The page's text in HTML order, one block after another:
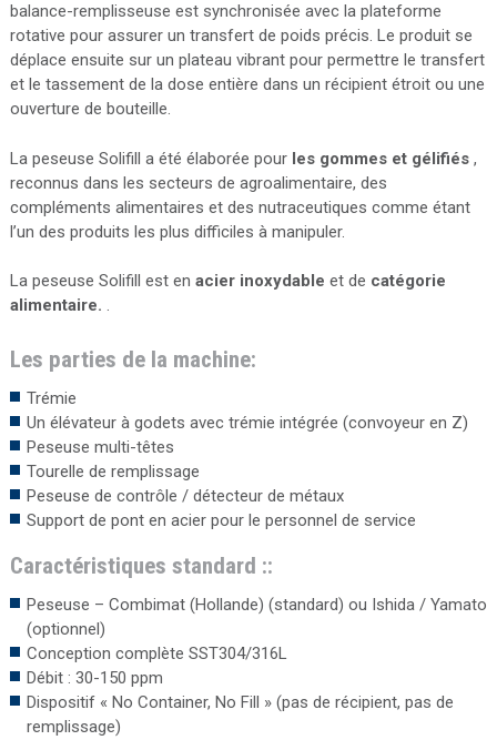
balance-remplisseuse est synchronisée avec la plateforme
rotative pour assurer un transfert de poids précis. Le produit se
déplace ensuite sur un plateau vibrant pour permettre le transfert
et le tassement de la dose entière dans un récipient étroit ou une
ouverture de bouteille.
La peseuse Solifill a été élaborée pour les gommes et gélifiés ,
reconnus dans les secteurs de agroalimentaire, des
compléments alimentaires et des nutraceutiques comme étant
l’un des produits les plus difficiles à manipuler.
La peseuse Solifill est en acier inoxydable et de catégorie
alimentaire. .
Les parties de la machine:
Trémie
Un élévateur à godets avec trémie intégrée (convoyeur en Z)
Peseuse multi-têtes
Tourelle de remplissage
Peseuse de contrôle / détecteur de métaux
Support de pont en acier pour le personnel de service
Caractéristiques standard ::
Peseuse – Combimat (Hollande) (standard) ou Ishida / Yamato
(optionnel)
Conception complète SST304/316L
Débit : 30-150 ppm
Dispositif « No Container, No Fill » (pas de récipient, pas de
remplissage)